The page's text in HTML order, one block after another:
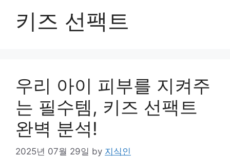
키즈 선팩트
우리 아이 피부를 지켜주
는 필수템, 키즈 선팩트
완벽 분석!
2025년 07월 29일 by 지식인